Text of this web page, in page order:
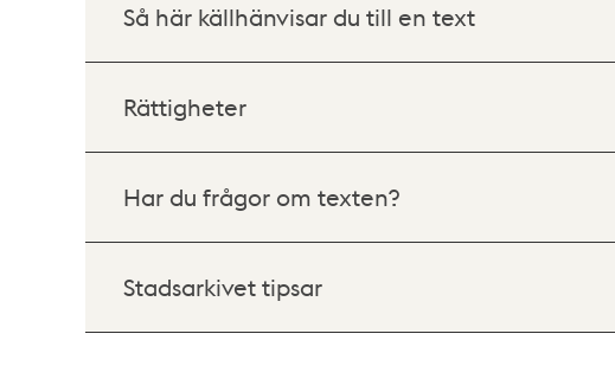
Så här källhänvisar du till en text
Rättigheter
Har du frågor om texten?
Stadsarkivet tipsar